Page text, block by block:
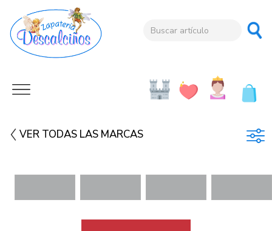
VER TODAS LAS MARCAS